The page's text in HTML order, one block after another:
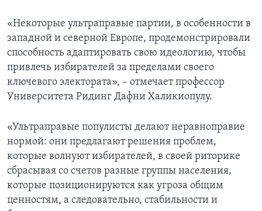
«Некоторые ультраправые партии, в особенности в
западной и северной Европе, продемонстрировали
способность адаптировать свою идеологию, чтобы
привлечь избирателей за пределами своего
ключевого электората», – отмечает профессор
Университета Ридинг Дафни Халикиопулу.
«Ультраправые популисты делают неравноправие
нормой: они предлагают решения проблем,
которые волнуют избирателей, в своей риторике
сбрасывая со счетов разные группы населения,
которые позиционируются как угроза общим
ценностям, а следовательно, стабильности и